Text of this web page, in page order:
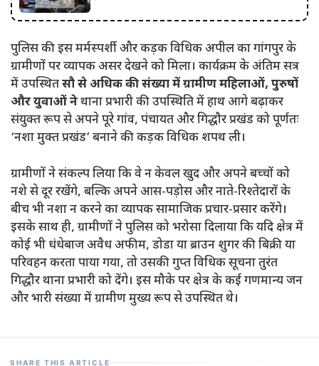
पुलिस की इस मर्मस्पर्शी और कड़क विधिक अपील का गांगपुर के
ग्रामीणों पर व्यापक असर देखने को मिला। कार्यक्रम के अंतिम सत्र
में उपस्थितसौ से अधिक की संख्या में ग्रामीण महिलाओं, पुरुषों
और युवाओं नेथाना प्रभारी की उपस्थिति में हाथ आगे बढ़ाकर
संयुक्त रूप से अपने पूरे गांव, पंचायत और गिद्धौर प्रखंड को पूर्णतः
‘नशा मुक्त प्रखंड’ बनाने की कड़क विधिक शपथ ली।
ग्रामीणों ने संकल्प लिया कि वे न केवल खुद और अपने बच्चों को
नशे से दूर रखेंगे, बल्कि अपने आस-पड़ोस और नाते-रिश्तेदारों के
बीच भी नशा न करने का व्यापक सामाजिक प्रचार-प्रसार करेंगे।
इसके साथ ही, ग्रामीणों ने पुलिस को भरोसा दिलाया कि यदि क्षेत्र में
कोई भी धंधेबाज अवैध अफीम, डोडा या ब्राउन शुगर की बिक्री या
परिवहन करता पाया गया, तो उसकी गुप्त विधिक सूचना तुरंत
गिद्धौर थाना प्रभारी को देंगे। इस मौके पर क्षेत्र के कई गणमान्य जन
और भारी संख्या में ग्रामीण मुख्य रूप से उपस्थित थे।
SHARE THIS ARTICLE